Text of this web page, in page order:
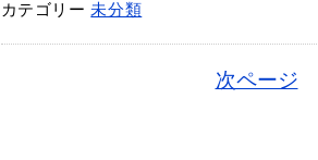
カテゴリー未分類
次ページ